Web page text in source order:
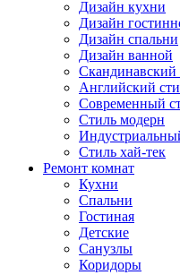
Дизайн кухни
Дизайн
Дизайн спальни
Дизайн ванной
Скандинавский
Английский
Современный
Стиль модерн
Стиль хай-тек
Ремонт комнат
Кухни
Спальни
Гостиная
Детские
Санузлы
Коридоры